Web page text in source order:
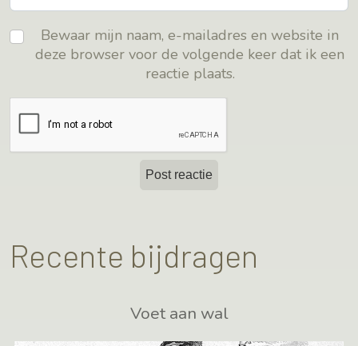
Bewaar mijn naam, e-mailadres en website in
deze browser voor de volgende keer dat ik een
reactie plaats.
Recente bijdragen
Voet aan wal